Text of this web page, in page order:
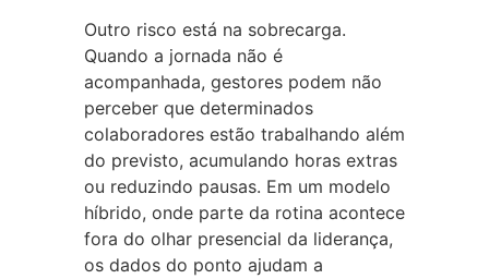
Outro risco está na sobrecarga.
Quando a jornada não é
acompanhada, gestores podem não
perceber que determinados
colaboradores estão trabalhando além
do previsto, acumulando horas extras
ou reduzindo pausas. Em um modelo
híbrido, onde parte da rotina acontece
fora do olhar presencial da liderança,
os dados do ponto ajudam a